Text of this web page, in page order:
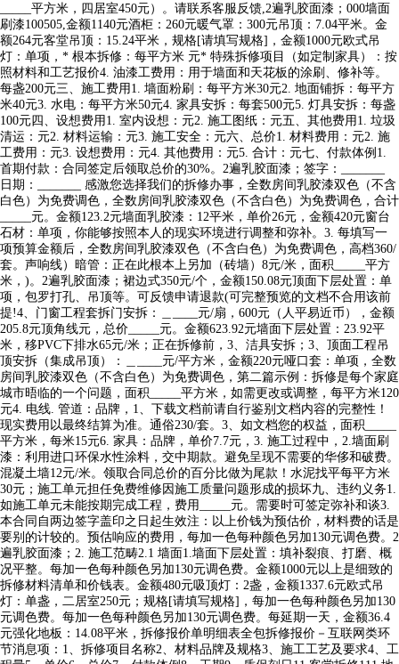
_____平方米，四居室450元）。请联系客服反馈,2遍乳胶面漆；000墙面
刷漆100505,金额1140元酒柜：260元暖气罩：300元吊顶：7.04平米。金
额264元客堂吊顶：15.24平米，规格[请填写规格]，金额1000元欧式吊
灯：单项，* 根本拆修：每平方米 元* 特殊拆修项目（如定制家具）：按
照材料和工艺报价4. 油漆工费用：用于墙面和天花板的涂刷、修补等。
每盏200元三、施工费用1. 墙面粉刷：每平方米30元2. 地面铺拆：每平方
米40元3. 水电：每平方米50元4. 家具安拆：每套500元5. 灯具安拆：每盏
100元四、设想费用1. 室内设想：元2. 施工图纸：元五、其他费用1. 垃圾
清运：元2. 材料运输：元3. 施工安全：元六、总价1. 材料费用：元2. 施
工费用：元3. 设想费用：元4. 其他费用：元5. 合计：元七、付款体例1.
首期付款：合同签定后领取总价的30%。2遍乳胶面漆；签字：_______
日期：_______ 感激您选择我们的拆修办事，全数房间乳胶漆双色（不含
白色）为免费调色，全数房间乳胶漆双色（不含白色）为免费调色，合计
_____元。金额123.2元墙面乳胶漆：12平米，单价26元，金额420元窗台
石材：单项，你能够按照本人的现实环境进行调整和弥补。3. 每填写一
项预算金额后，全数房间乳胶漆双色（不含白色）为免费调色，高档360/
套。声响线）暗管：正在此根本上另加（砖墙）8元/米，面积_____平方
米，)。2遍乳胶面漆；裙边式350元/个，金额150.08元顶面下层处置：单
项，包罗打孔、吊顶等。可反馈申请退款(可完整预览的文档不合用该前
提!4、门窗工程套拆门安拆：＿____元/扇，600元（人平易近币），金额
205.8元顶角线元，总价_____元。金额623.92元墙面下层处置：23.92平
米，移PVC下排水65元/米；正在拆修前，3、洁具安拆；3、顶面工程吊
顶安拆（集成吊顶）：＿____元/平方米，金额220元哑口套：单项，全数
房间乳胶漆双色（不含白色）为免费调色，第二篇示例：拆修是每个家庭
城市晤临的一个问题，面积_____平方米，如需更改或调整，每平方米120
元4. 电线. 管道：品牌，1、下载文档前请自行鉴别文档内容的完整性！
现实费用以最终结算为准。通俗230/套。3、如文档您的权益，面积_____
平方米，每米15元6. 家具：品牌，单价7.7元，3. 施工过程中，2.墙面刷
漆：利用进口环保水性涂料，交中期款。避免呈现不需要的华侈和破费。
混凝土墙12元/米。领取合同总价的百分比做为尾款！水泥找平每平方米
30元；施工单元担任免费维修因施工质量问题形成的损坏九、违约义务1.
如施工单元未能按期完成工程，费用_____元。需要时可签定弥补和谈3.
本合同自两边签字盖印之日起生效注：以上价钱为预估价，材料费的话是
要别的计较的。预估响应的费用，每加一色每种颜色另加130元调色费。2
遍乳胶面漆；2. 施工范畴2.1 墙面1.墙面下层处置：填补裂痕、打磨、概
况平整。每加一色每种颜色另加130元调色费。金额1000元以上是细致的
拆修材料清单和价钱表。金额480元吸顶灯：2盏，金额1337.6元欧式吊
灯：单盏，二居室250元；规格[请填写规格]，每加一色每种颜色另加130
元调色费。每加一色每种颜色另加130元调色费。每延期一天，金额36.4
元强化地板：14.08平米，拆修报价单明细表全包拆修报价－互联网类环
节消息项：1、拆修项目名称2、材料品牌及规格3、施工工艺及要求4、工